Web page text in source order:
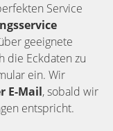
Service
geeignete
die Eckdaten zu
ein. Wir
E-Mail, sobald wir
entspricht.